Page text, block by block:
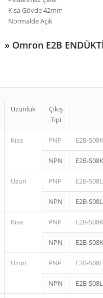
Kısa Gövde 42mm
Normalde Açık
» Omron E2B
Uzunluk
Çıkış
Tipi
Kısa PNP E2B-
NPN E2B-
Uzun PNP E2B-
NPN E2B-
Kısa PNP E2B-
NPN E2B-
Uzun PNP E2B-
NPN E2B-